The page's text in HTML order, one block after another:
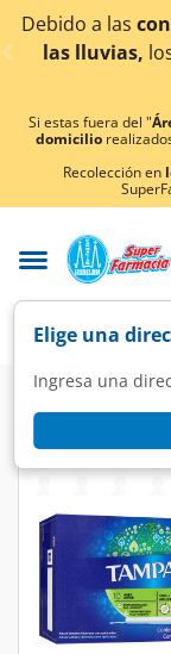
< div climáticas
de entrega
Si estas fuera del "
domicilio
Recolección en
Elige una
Ingresa una
(7